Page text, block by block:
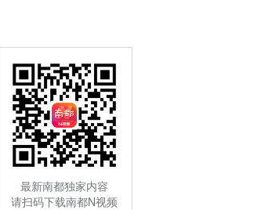
最新南都独家内容
请扫码下载南都N视频